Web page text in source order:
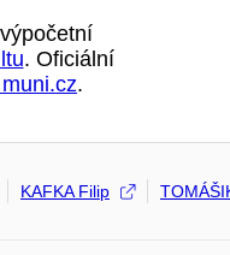
. Oficiální
.
KAFKA Filip